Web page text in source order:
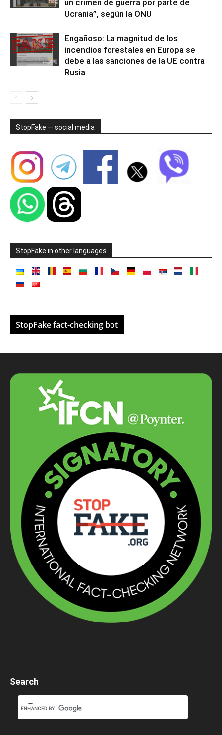
un crimen de guerra por parte de
Ucrania”, según la ONU
Engañoso: La magnitud de los
incendios forestales en Europa se
debe a las sanciones de la UE contra
Rusia
StopFake — social media
StopFake in other languages
StopFake fact-checking bot
Search